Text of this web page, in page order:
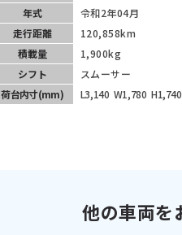
年式
令和2年04月
走行距離
120,858km
積載量
1,900kg
シフト
スムーサー
荷台内寸(mm) L3,140 W1,780 H1,740
他の車両を